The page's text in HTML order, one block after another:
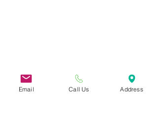
Email Call Us Address